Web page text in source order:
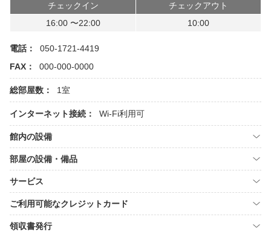
チェックイン
チェックアウト
16:00 〜22:00
10:00
電話：
050-1721-4419
FAX：
000-000-0000
総部屋数： 1室
インターネット接続： Wi-Fi利用可
館内の設備
部屋の設備・備品
サービス
ご利用可能なクレジットカード
領収書発行